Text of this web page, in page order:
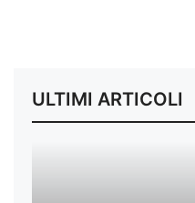
ULTIMI ARTICOLI